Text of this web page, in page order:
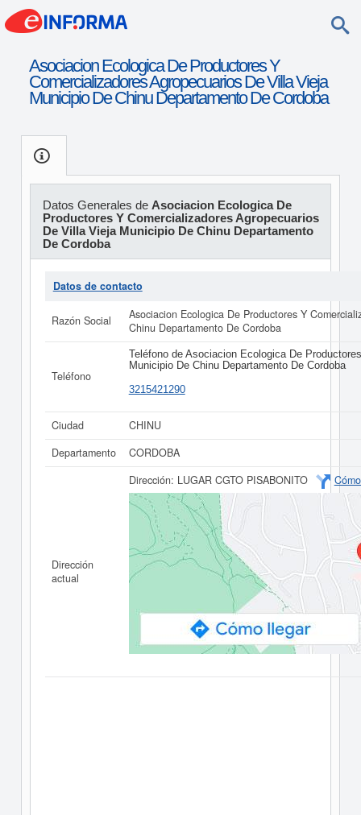
Asociacion Ecologica De Productores Y
Comercializadores Agropecuarios De Villa Vieja
Municipio De Chinu Departamento De Cordoba
Datos Generales de Asociacion Ecologica De
Productores Y Comercializadores Agropecuarios
De Villa Vieja Municipio De Chinu Departamento
De Cordoba
Datos de contacto
Razón Social
Asociacion Ecologica De Productores Y
Chinu Departamento De Cordoba
Teléfono
Teléfono de Asociacion Ecologica De
Municipio De Chinu Departamento De Cordoba
3215421290
Ciudad
CHINU
Departamento
CORDOBA
Dirección
actual
Dirección: LUGAR CGTO PISABONITO